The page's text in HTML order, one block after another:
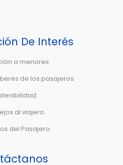
De Interés
a menores
de los pasajeros
al viajero
del Pasajero